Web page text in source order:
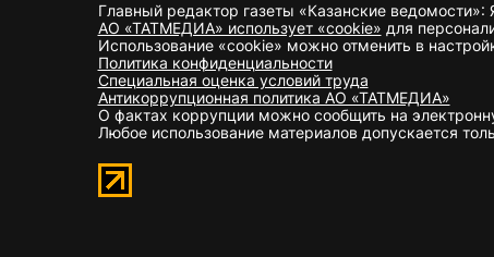
Главный редактор газеты «Казанские ведомости»:
АО «ТАТМЕДИА» использует «cookie» для
Использование «cookie» можно отменить в
Политика конфиденциальности
Специальная оценка условий труда
Антикоррупционная политика АО «ТАТМЕДИА»
О фактах коррупции можно сообщить на
Любое использование материалов допускается